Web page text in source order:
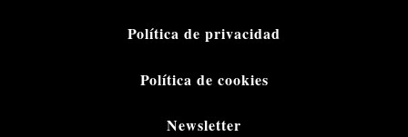
Política de privacidad
Política de cookies
Newsletter